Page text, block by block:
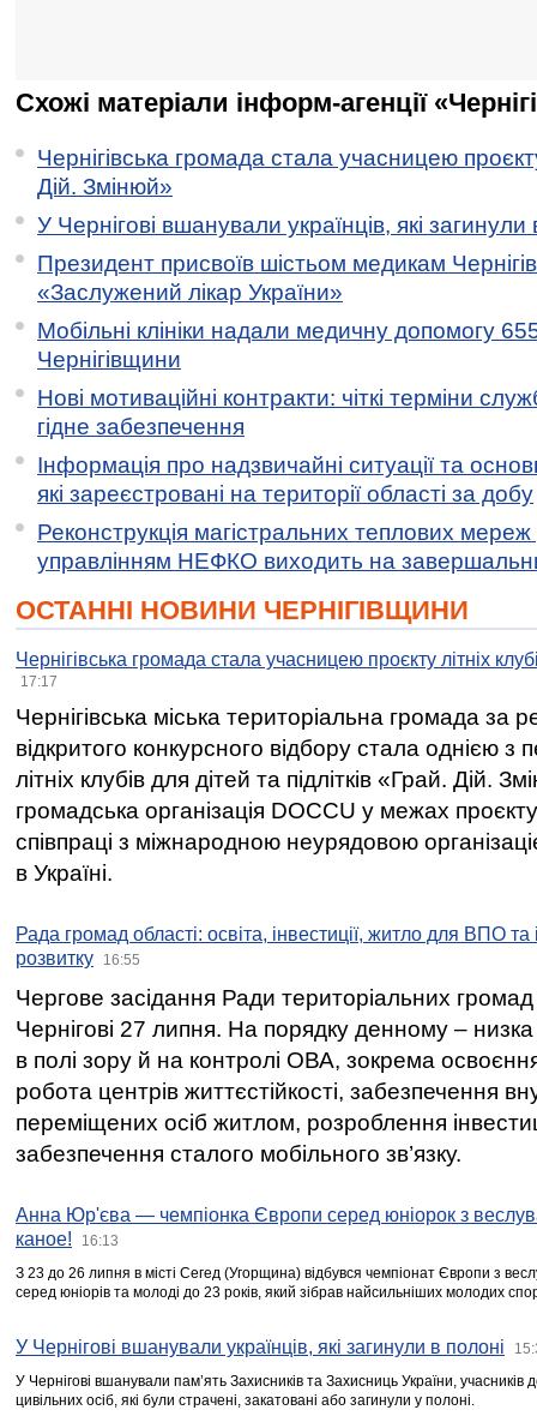
Схожі матеріали інформ-агенції
Чернігівська громада стала учасницею
Дій. Змінюй»
У Чернігові вшанували українців, які загинули
Президент присвоїв шістьом медикам
«Заслужений лікар України»
Мобільні клініки надали медичну допомогу
Чернігівщини
Нові мотиваційні контракти: чіткі терміни
гідне забезпечення
Інформація про надзвичайні ситуації та
які зареєстровані на території області за добу
Реконструкція магістральних теплових мереж
управлінням НЕФКО виходить на
ОСТАННІ НОВИНИ ЧЕРНІГІВЩИНИ
Чернігівська громада стала учасницею проєкту літніх
17:17
Чернігівська міська територіальна громада за
відкритого конкурсного відбору стала однією
літніх клубів для дітей та підлітків «Грай. Дій.
громадська організація DOCCU у межах
співпраці з міжнародною неурядовою
в Україні.
Рада громад області: освіта, інвестиції, житло для ВПО
розвитку
16:55
Чергове засідання Ради територіальних громад
Чернігові 27 липня. На порядку денному –
в полі зору й на контролі ОВА, зокрема освоєння
робота центрів життєстійкості, забезпечення
переміщених осіб житлом, розроблення
забезпечення сталого мобільного зв’язку.
Анна Юр'єва — чемпіонка Європи серед юніорок з
каное!
16:13
З 23 до 26 липня в місті Сегед (Угорщина) відбувся чемпіонат Європи з
серед юніорів та молоді до 23 років, який зібрав найсильніших молодих
У Чернігові вшанували українців, які загинули в полоні
У Чернігові вшанували пам’ять Захисників та Захисниць України,
цивільних осіб, які були страчені, закатовані або загинули у полоні.